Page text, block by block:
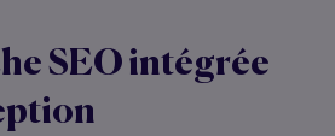
SEO intégrée